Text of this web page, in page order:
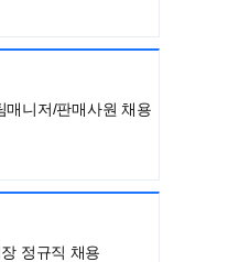
매니저/판매사원 채용
정규직 채용